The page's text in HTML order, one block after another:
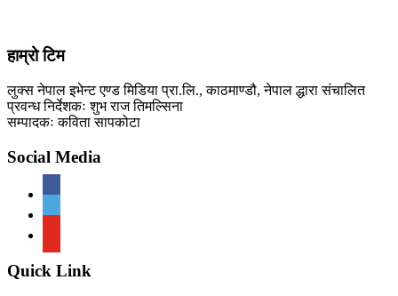
हाम्रो टिम
लुक्स नेपाल इभेन्ट एण्ड मिडिया प्रा.लि., काठमाण्डौ, नेपाल द्धारा संचालित
प्रवन्ध निर्देशकः शुभ राज तिमल्सिना
सम्पादकः कविता सापकोटा
Social Media
Quick Link